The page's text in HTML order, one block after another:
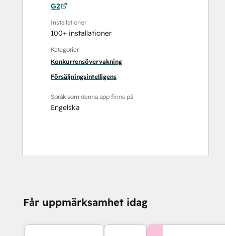
G2
Installationer
100+ installationer
Kategorier
Konkurrensövervakning
Försäljningsintelligens
Språk som denna app finns på
Engelska
Får uppmärksamhet idag